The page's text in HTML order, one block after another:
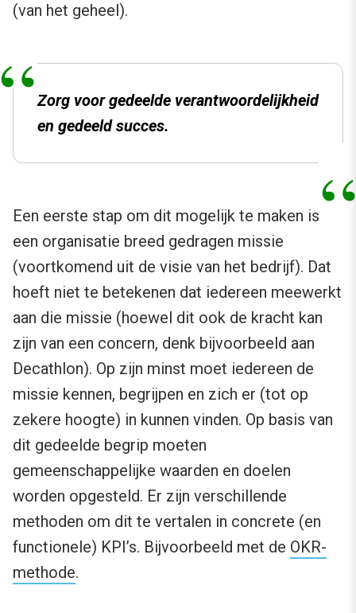
(van het geheel).
Zorg voor gedeelde verantwoordelijkheid
en gedeeld succes.
Een eerste stap om dit mogelijk te maken is
een organisatie breed gedragen missie
(voortkomend uit de visie van het bedrijf). Dat
hoeft niet te betekenen dat iedereen meewerkt
aan die missie (hoewel dit ook de kracht kan
zijn van een concern, denk bijvoorbeeld aan
Decathlon). Op zijn minst moet iedereen de
missie kennen, begrijpen en zich er (tot op
zekere hoogte) in kunnen vinden. Op basis van
dit gedeelde begrip moeten
gemeenschappelijke waarden en doelen
worden opgesteld. Er zijn verschillende
methoden om dit te vertalen in concrete (en
functionele) KPI’s. Bijvoorbeeld met de OKR-
methode.